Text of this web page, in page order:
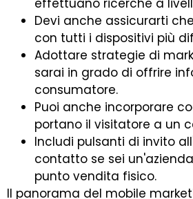
effettuano ricerche a
Devi anche assicurarti
con tutti i dispositivi più
Adottare strategie di
sarai in grado di offrire
consumatore.
Puoi anche incorporare
portano il visitatore a un
Includi pulsanti di invito
contatto se sei
punto vendita fisico.
Il panorama del mobile